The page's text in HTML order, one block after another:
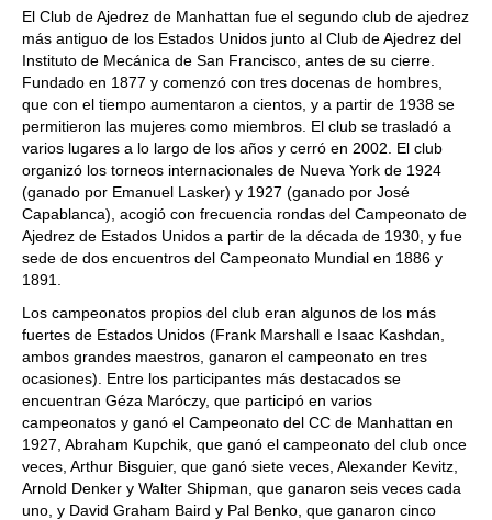
El Club de Ajedrez de Manhattan fue el segundo club de ajedrez
más antiguo de los Estados Unidos junto al Club de Ajedrez del
Instituto de Mecánica de San Francisco, antes de su cierre.
Fundado en 1877 y comenzó con tres docenas de hombres,
que con el tiempo aumentaron a cientos, y a partir de 1938 se
permitieron las mujeres como miembros. El club se trasladó a
varios lugares a lo largo de los años y cerró en 2002. El club
organizó los torneos internacionales de Nueva York de 1924
(ganado por Emanuel Lasker) y 1927 (ganado por José
Capablanca), acogió con frecuencia rondas del Campeonato de
Ajedrez de Estados Unidos a partir de la década de 1930, y fue
sede de dos encuentros del Campeonato Mundial en 1886 y
1891.
Los campeonatos propios del club eran algunos de los más
fuertes de Estados Unidos (Frank Marshall e Isaac Kashdan,
ambos grandes maestros, ganaron el campeonato en tres
ocasiones). Entre los participantes más destacados se
encuentran Géza Maróczy, que participó en varios
campeonatos y ganó el Campeonato del CC de Manhattan en
1927, Abraham Kupchik, que ganó el campeonato del club once
veces, Arthur Bisguier, que ganó siete veces, Alexander Kevitz,
Arnold Denker y Walter Shipman, que ganaron seis veces cada
uno, y David Graham Baird y Pal Benko, que ganaron cinco